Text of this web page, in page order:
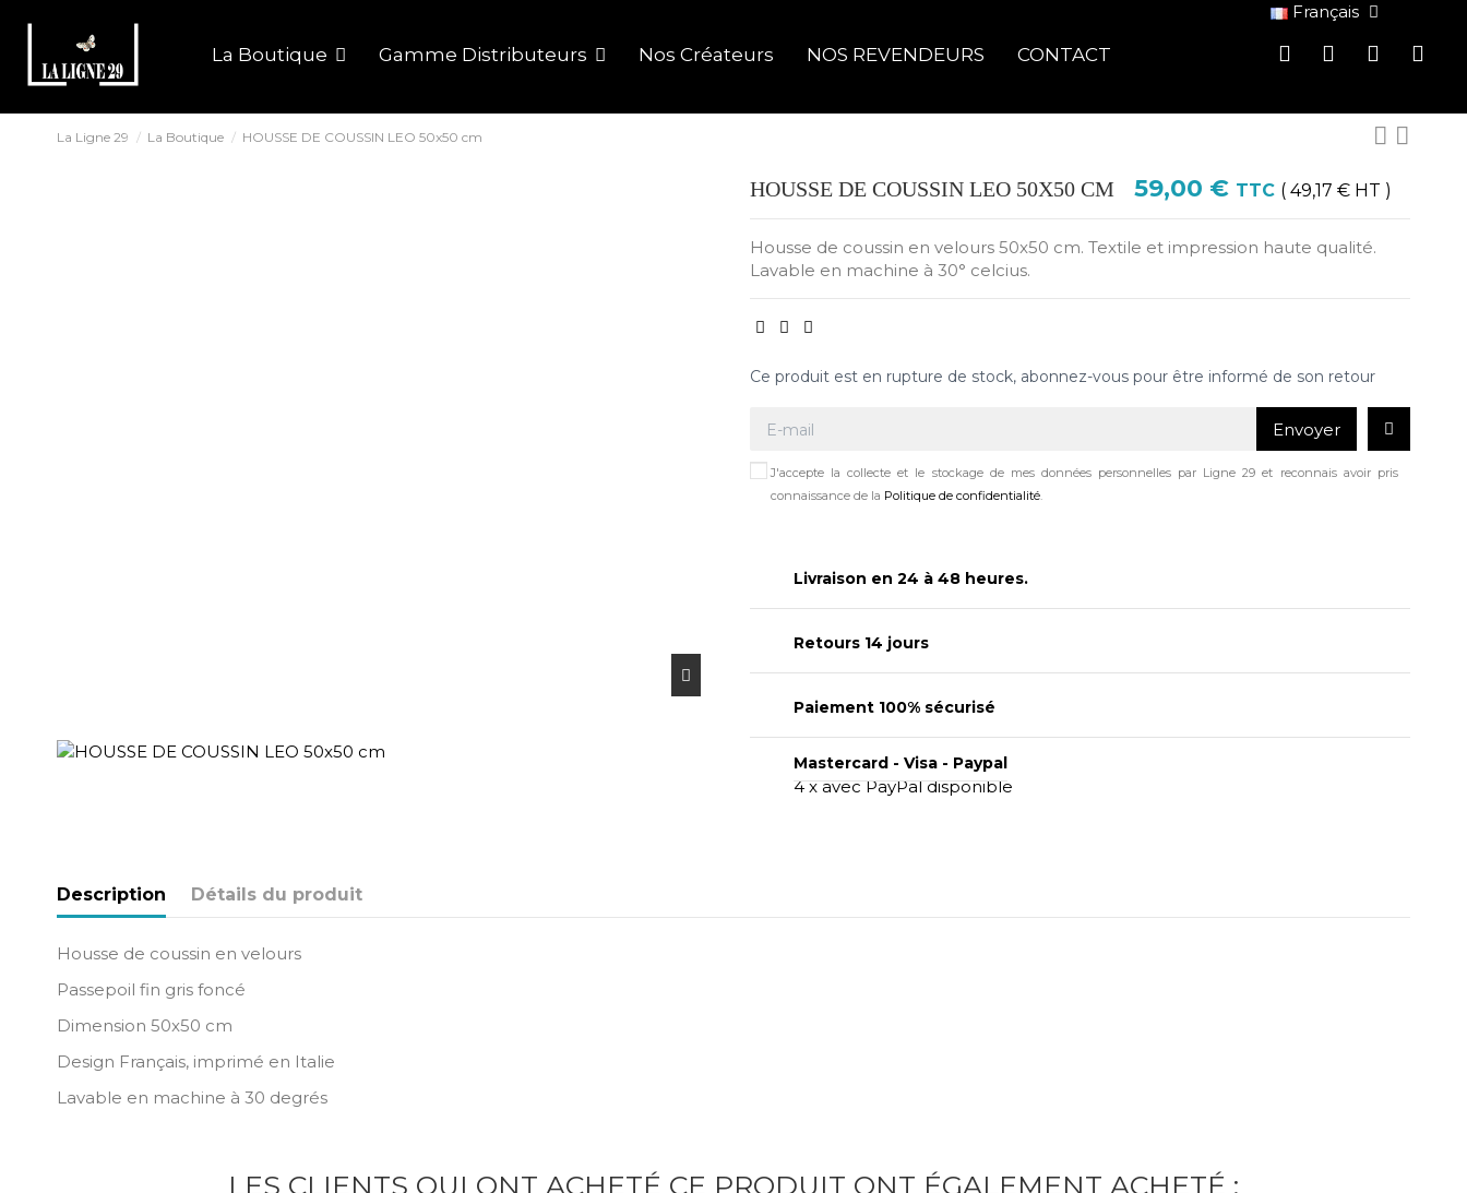
Français
La Boutique Gamme Distributeurs Nos Créateurs NOS REVENDEURS CONTACT
La Ligne 29 La Boutique HOUSSE DE COUSSIN LEO 50x50 cm
HOUSSE DE COUSSIN LEO 50X50 CM 59,00 € TTC ( 49,17 € HT )
Housse de coussin en velours 50x50 cm. Textile et impression haute qualité.
Lavable en machine à 30° celcius.
Ce produit est en rupture de stock, abonnez-vous pour être informé de son retour
Envoyer
J'accepte la collecte et le stockage de mes données personnelles par Ligne 29 et reconnais avoir pris
connaissance de la Politique de confidentialité.
Livraison en 24 à 48 heures.
Retours 14 jours
Paiement 100% sécurisé
Mastercard - Visa - Paypal
4 x avec PayPal disponible
Description Détails du produit
Housse de coussin en velours
Passepoil fin gris foncé
Dimension 50x50 cm
Design Français, imprimé en Italie
Lavable en machine à 30 degrés
LES CLIENTS QUI ONT ACHETÉ CE PRODUIT ONT ÉGALEMENT ACHETÉ :